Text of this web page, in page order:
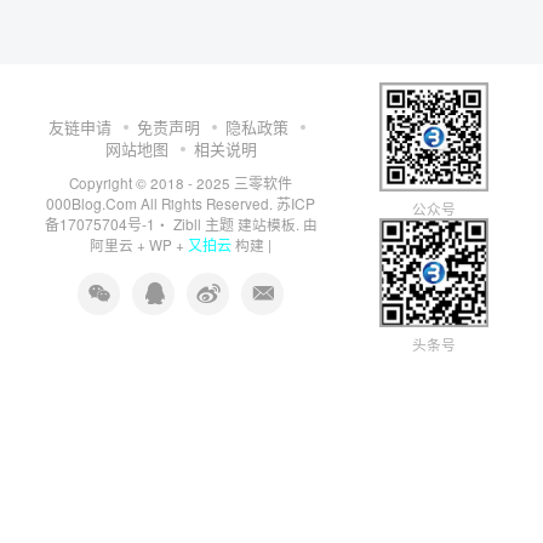
友链申请 免责声明
隐私政策
网站地图
相关说明
Copyright © 2018 - 2025 三零软件
000Blog.Com All Rights Reserved. 苏ICP
备17075704号-1 ・ Zibll 主题建站模板. 由
阿里云 + WP + 又拍云构建 |
公众号
头条号